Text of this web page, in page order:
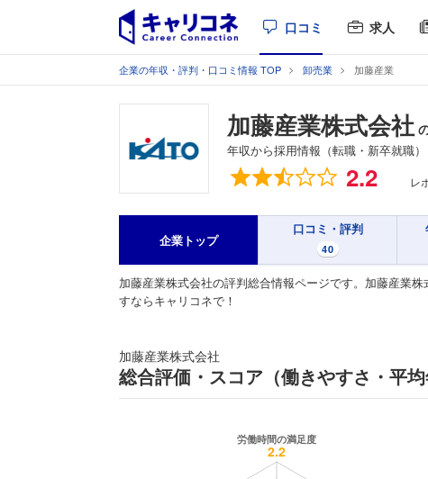
口コミ 求人
企業の年収・評判・口コミ情報 TOP 卸売業 加藤産業
加藤産業株式会社
年収から採用情報（転職・新卒就職
総合評価 2.2 レ
企業トップ
口コミ・評判
40
加藤産業株式会社の評判総合情報ページです。加藤産業
すならキャリコネで！
加藤産業株式会社
総合評価・スコア（働きやすさ・平均